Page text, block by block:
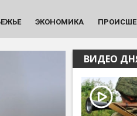
ЭКОНОМИКА
ВИДЕО